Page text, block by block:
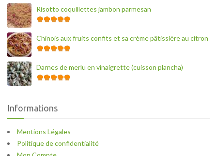
Risotto coquillettes jambon parmesan
Chinois aux fruits confits et sa crème pâtissière au citron
Darnes de merlu en vinaigrette (cuisson plancha)
Informations
Mentions Légales
Politique de confidentialité